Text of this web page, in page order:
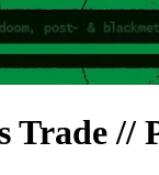
Trade //